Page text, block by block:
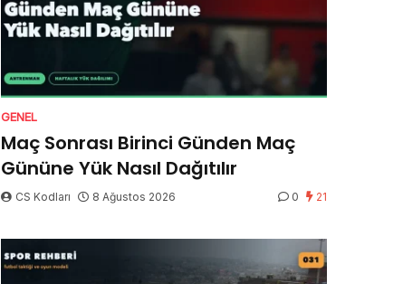
GENEL
Maç Sonrası Birinci Günden Maç
Gününe Yük Nasıl Dağıtılır
CS Kodları 8 Ağustos 2026 0 21